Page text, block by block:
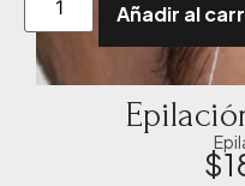
Añadir al
$